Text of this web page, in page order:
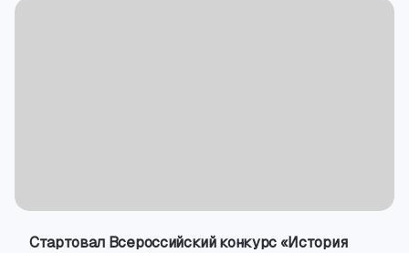
Стартовал Всероссийский конкурс «История